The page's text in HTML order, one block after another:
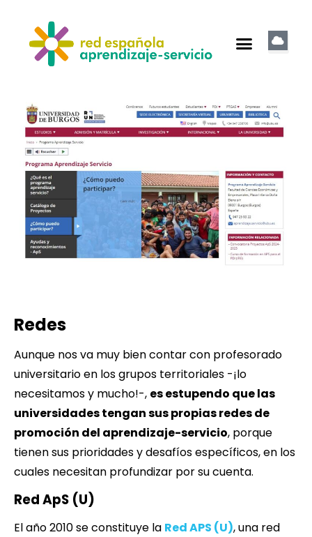
Redes
Aunque nos va muy bien contar con profesorado
universitario en los grupos territoriales -¡lo
necesitamos y mucho!-, es estupendo que las
universidades tengan sus propias redes de
promoción del aprendizaje-servicio, porque
tienen sus prioridades y desafíos específicos, en los
cuales necesitan profundizar por su cuenta.
Red ApS (U)
El año 2010 se constituye la Red APS (U), una red